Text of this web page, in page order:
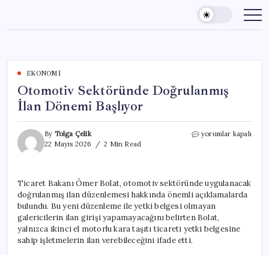
content
EKONOMI
Otomotiv Sektöründe Doğrulanmış
İlan Dönemi Başlıyor
By Tolga Çelik
22 Mayıs 2026
2 Min Read
Otomotiv
Başlıyor
için
yorumlar kapalı
Ticaret Bakanı Ömer Bolat, otomotiv sektöründe uygulanacak
doğrulanmış ilan düzenlemesi hakkında önemli açıklamalarda
bulundu. Bu yeni düzenleme ile yetki belgesi olmayan
galericilerin ilan girişi yapamayacağını belirten Bolat,
yalnızca ikinci el motorlu kara taşıtı ticareti yetki belgesine
sahip işletmelerin ilan verebileceğini ifade etti.